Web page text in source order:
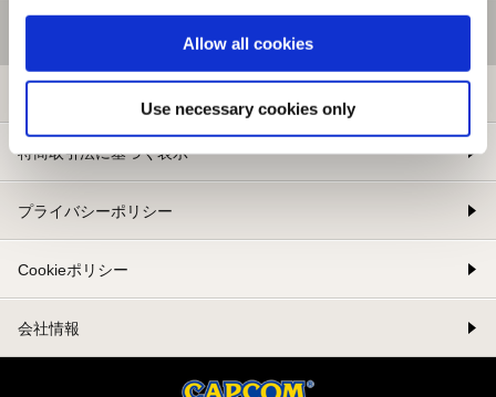
Allow all cookies
Use necessary cookies only
特商取引法に基づく表示
プライバシーポリシー
Cookieポリシー
会社情報